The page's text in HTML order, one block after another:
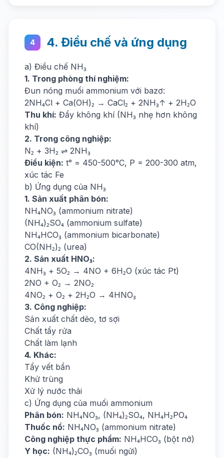
4 4. Điều chế và ứng dụng
a) Điều chế NH₃
1. Trong phòng thí nghiệm:
Đun nóng muối ammonium với bazơ:
2NH₄Cl + Ca(OH)₂ → CaCl₂ + 2NH₃↑ + 2H₂O
Thu khí: Đẩy không khí (NH₃ nhẹ hơn không
khí)
2. Trong công nghiệp:
N₂ + 3H₂ ⇌ 2NH₃
Điều kiện: t° = 450-500°C, P = 200-300 atm,
xúc tác Fe
b) Ứng dụng của NH₃
1. Sản xuất phân bón:
NH₄NO₃ (ammonium nitrate)
(NH₄)₂SO₄ (ammonium sulfate)
NH₄HCO₃ (ammonium bicarbonate)
CO(NH₂)₂ (urea)
2. Sản xuất HNO₃:
4NH₃ + 5O₂ → 4NO + 6H₂O (xúc tác Pt)
2NO + O₂ → 2NO₂
4NO₂ + O₂ + 2H₂O → 4HNO₃
3. Công nghiệp:
Sản xuất chất dẻo, tơ sợi
Chất tẩy rửa
Chất làm lạnh
4. Khác:
Tẩy vết bẩn
Khử trùng
Xử lý nước thải
c) Ứng dụng của muối ammonium
Phân bón: NH₄NO₃, (NH₄)₂SO₄, NH₄H₂PO₄
Thuốc nổ: NH₄NO₃ (ammonium nitrate)
Công nghiệp thực phẩm: NH₄HCO₃ (bột nở)
Y học: (NH₄)₂CO₃ (muối ngửi)